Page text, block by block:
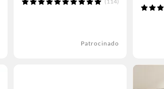
Patrocinado